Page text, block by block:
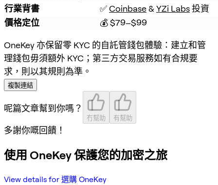
行業背書
✅ Coinbase & YZi Labs 投資
價格定位
💰 $79–$99
OneKey 亦保留零 KYC 的自託管錢包體驗：建立和管
理錢包毋須額外 KYC；第三方交易服務如有合規要
求，則以其規則為準。
複製連結
呢篇文章幫到你嗎？
冇幫助 有幫助
多謝你嘅回饋！
使用 OneKey 保護您的加密之旅
View details for 選購 OneKey